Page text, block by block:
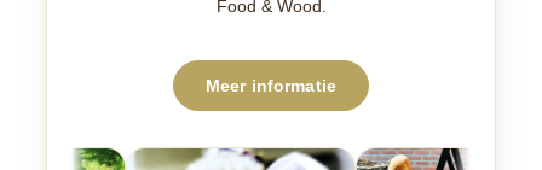
Food & Wood.
Meer informatie